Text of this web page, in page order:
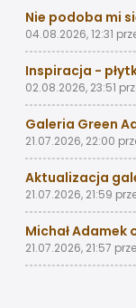
Nie podoba mi
04.08.2026, 12:31
Inspiracja -
02.08.2026, 23:51
Galeria Green
21.07.2026, 22:00
Aktualizacja
21.07.2026, 21:59
Michał Adamek
21.07.2026, 21:57